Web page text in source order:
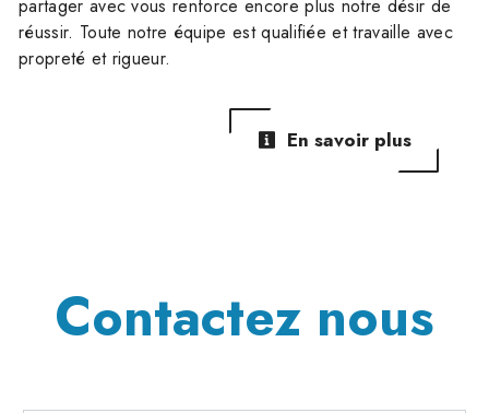
partager avec vous renforce encore plus notre désir de
réussir. Toute notre équipe est qualifiée et travaille avec
propreté et rigueur.
En savoir plus
Contactez nous